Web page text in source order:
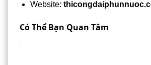
Website:
Có Thể Bạn Quan Tâm